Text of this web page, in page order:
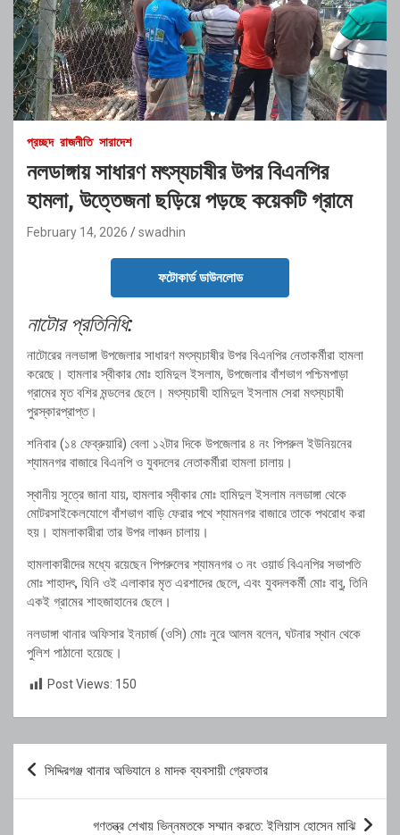
প্রচ্ছদ রাজনীতি সারাদেশ
নলডাঙ্গায় সাধারণ মৎস্যচাষীর উপর বিএনপির
হামলা, উত্তেজনা ছড়িয়ে পড়ছে কয়েকটি গ্রামে
February 14, 2026 swadhin
ফটোকার্ড ডাউনলোড
নাটোর প্রতিনিধি:
নাটোরের নলডাঙ্গা উপজেলার সাধারণ মৎস্যচাষীর উপর বিএনপির নেতাকর্মীরা হামলা
করেছে। হামলার স্বীকার মোঃ হামিদুল ইসলাম, উপজেলার বাঁশভাগ পশ্চিমপাড়া
গ্রামের মৃত বশির মন্ডলের ছেলে। মৎস্যচাষী হামিদুল ইসলাম সেরা মৎস্যচাষী
পুরস্কারপ্রাপ্ত।
শনিবার (১৪ ফেব্রুয়ারি) বেলা ১২টার দিকে উপজেলার ৪ নং পিপরুল ইউনিয়নের
শ্যামনগর বাজারে বিএনপি ও যুবদলের নেতাকর্মীরা হামলা চালায়।
স্থানীয় সূত্রে জানা যায়, হামলার স্বীকার মোঃ হামিদুল ইসলাম নলডাঙ্গা থেকে
মোটরসাইকেলযোগে বাঁশভাগ বাড়ি ফেরার পথে শ্যামনগর বাজারে তাকে পথরোধ করা
হয়। হামলাকারীরা তার উপর লাঞ্চন চালায়।
হামলাকারীদের মধ্যে রয়েছেন পিপরুলের শ্যামনগর ৩ নং ওয়ার্ড বিএনপির সভাপতি
মোঃ শাহাদৎ, যিনি ওই এলাকার মৃত এরশাদের ছেলে, এবং যুবদলকর্মী মোঃ বাবু, তিনি
একই গ্রামের শাহজাহানের ছেলে।
নলডাঙ্গা থানার অফিসার ইনচার্জ (ওসি) মোঃ নুরে আলম বলেন, ঘটনার স্থান থেকে
পুলিশ পাঠানো হয়েছে।
Post Views: 150
Post
সিদ্দিরগঞ্জ থানার অভিযানে ৪ মাদক ব্যবসায়ী গ্রেফতার
গণতন্ত্র শেখায় ভিন্নমতকে সম্মান করতে: ইলিয়াস হোসেন মাঝি